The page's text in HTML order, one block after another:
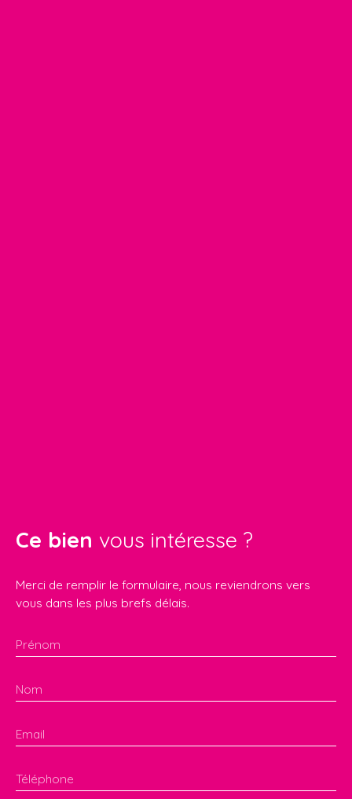
Ce bien vous intéresse ?
Merci de remplir le formulaire, nous reviendrons vers
vous dans les plus brefs délais.
Prénom
Nom
Email
Téléphone